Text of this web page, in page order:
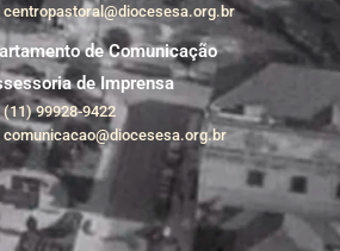
centropastoral@diocesesa.org.br
de Comunicação
de Imprensa
(11) 99928-9422
comunicacao@diocesesa.org.br